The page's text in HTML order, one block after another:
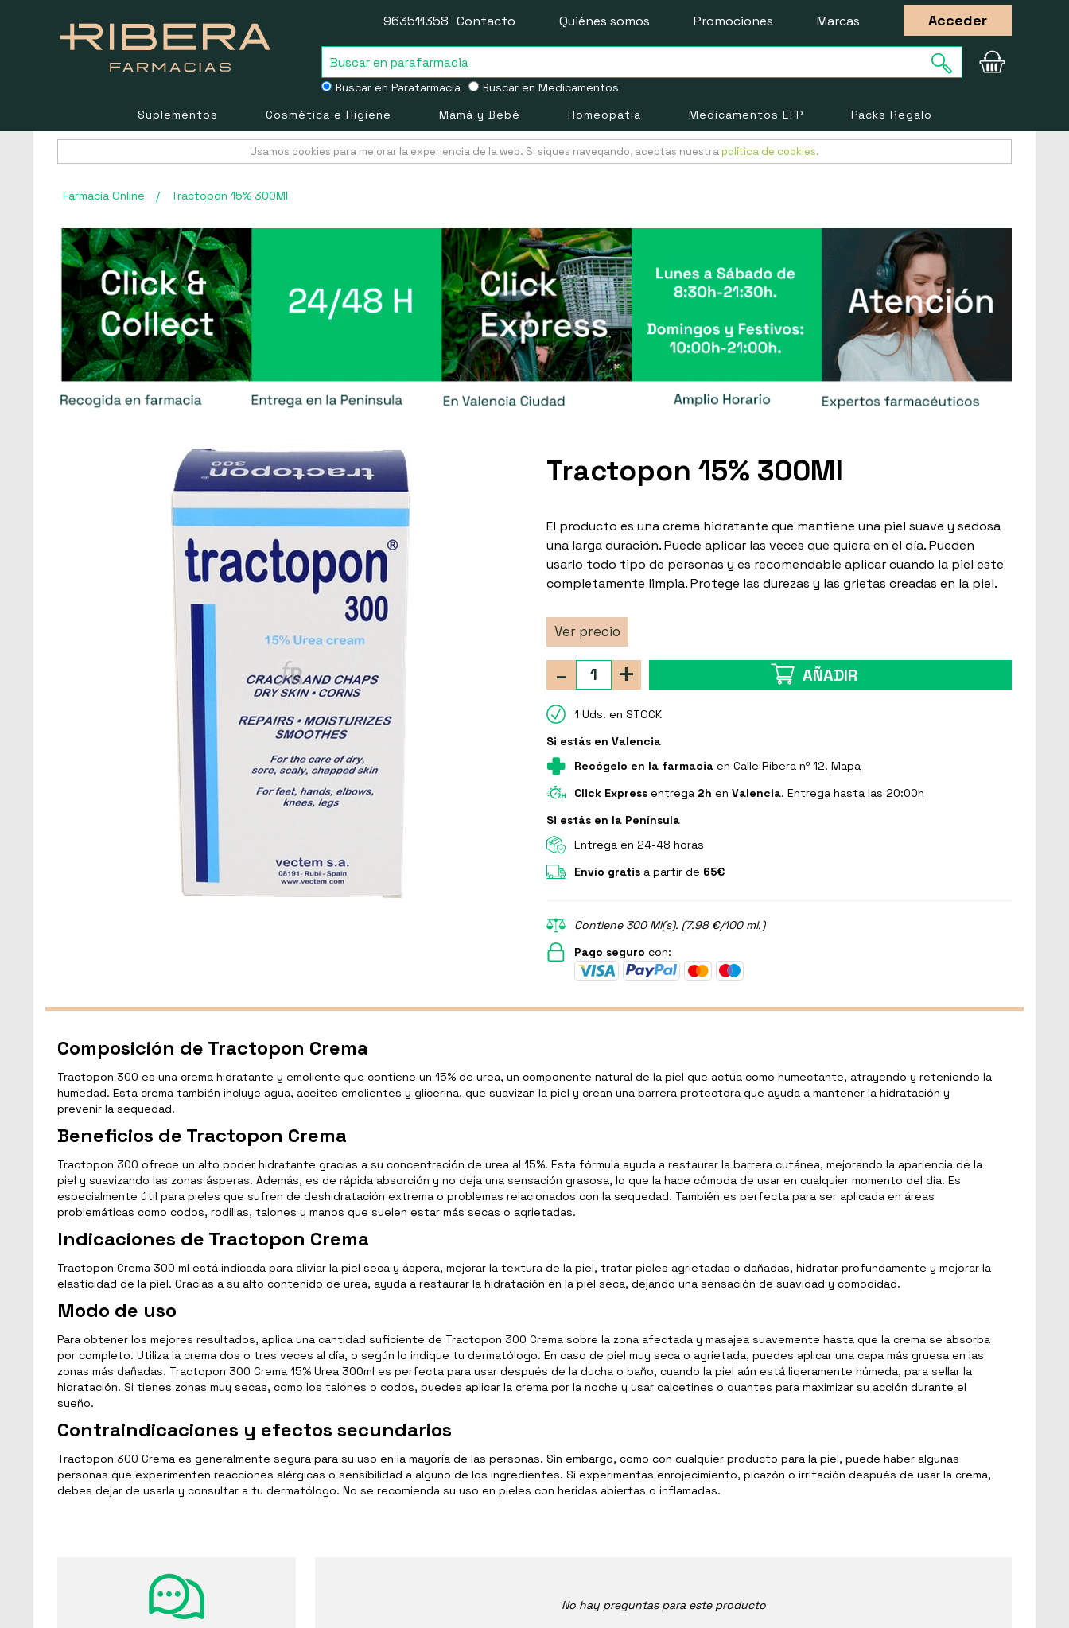
Buscar en Parafarmacia Buscar en Medicamentos
963511358 Contacto Quiénes somos Promociones Marcas Acceder
Suplementos Cosmética e Higiene Mamá y Bebé Homeopatía Medicamentos EFP Packs Regalo
Usamos cookies para mejorar la experiencia de la web. Si sigues navegando, aceptas nuestra política de cookies.
Farmacia Online / Tractopon 15% 300Ml
Tractopon 15% 300Ml
El producto es una crema hidratante que mantiene una piel suave y sedosa
una larga duración. Puede aplicar las veces que quiera en el día. Pueden
usarlo todo tipo de personas y es recomendable aplicar cuando la piel este
completamente limpia. Protege las durezas y las grietas creadas en la piel.
Ver precio
+
- AÑADIR
1 Uds. en STOCK
Si estás en Valencia
Recógelo en la farmacia en Calle Ribera nº 12. Mapa
Click Express entrega 2h en Valencia. Entrega hasta las 20:00h
Si estás en la Península
Entrega en 24-48 horas
Envío gratis a partir de 65€
Contiene 300 Ml(s). (7.98 €/100 ml.)
Pago seguro con:
Composición de Tractopon Crema
Tractopon 300 es una crema hidratante y emoliente que contiene un 15% de urea, un componente natural de la piel que actúa como humectante, atrayendo y reteniendo la
humedad. Esta crema también incluye agua, aceites emolientes y glicerina, que suavizan la piel y crean una barrera protectora que ayuda a mantener la hidratación y
prevenir la sequedad.
Beneficios de Tractopon Crema
Tractopon 300 ofrece un alto poder hidratante gracias a su concentración de urea al 15%. Esta fórmula ayuda a restaurar la barrera cutánea, mejorando la apariencia de la
piel y suavizando las zonas ásperas. Además, es de rápida absorción y no deja una sensación grasosa, lo que la hace cómoda de usar en cualquier momento del día. Es
especialmente útil para pieles que sufren de deshidratación extrema o problemas relacionados con la sequedad. También es perfecta para ser aplicada en áreas
problemáticas como codos, rodillas, talones y manos que suelen estar más secas o agrietadas.
Indicaciones de Tractopon Crema
Tractopon Crema 300 ml está indicada para aliviar la piel seca y áspera, mejorar la textura de la piel, tratar pieles agrietadas o dañadas, hidratar profundamente y mejorar la
elasticidad de la piel. Gracias a su alto contenido de urea, ayuda a restaurar la hidratación en la piel seca, dejando una sensación de suavidad y comodidad.
Modo de uso
Para obtener los mejores resultados, aplica una cantidad suficiente de Tractopon 300 Crema sobre la zona afectada y masajea suavemente hasta que la crema se absorba
por completo. Utiliza la crema dos o tres veces al día, o según lo indique tu dermatólogo. En caso de piel muy seca o agrietada, puedes aplicar una capa más gruesa en las
zonas más dañadas. Tractopon 300 Crema 15% Urea 300ml es perfecta para usar después de la ducha o baño, cuando la piel aún está ligeramente húmeda, para sellar la
hidratación. Si tienes zonas muy secas, como los talones o codos, puedes aplicar la crema por la noche y usar calcetines o guantes para maximizar su acción durante el
sueño.
Contraindicaciones y efectos secundarios
Tractopon 300 Crema es generalmente segura para su uso en la mayoría de las personas. Sin embargo, como con cualquier producto para la piel, puede haber algunas
personas que experimenten reacciones alérgicas o sensibilidad a alguno de los ingredientes. Si experimentas enrojecimiento, picazón o irritación después de usar la crema,
debes dejar de usarla y consultar a tu dermatólogo. No se recomienda su uso en pieles con heridas abiertas o inflamadas.
No hay preguntas para este producto